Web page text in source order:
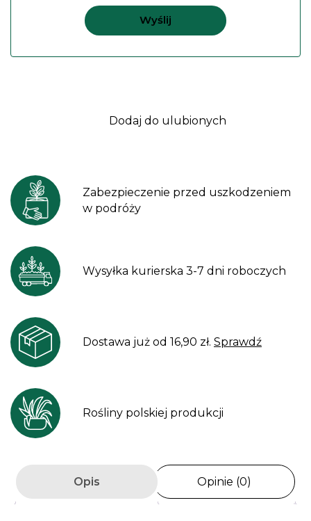
Dodaj do ulubionych
Zabezpieczenie przed uszkodzeniem
w podróży
Wysyłka kurierska 3-7 dni roboczych
Dostawa już od 16,90 zł. Sprawdź
Rośliny polskiej produkcji
Opis Opinie (0)